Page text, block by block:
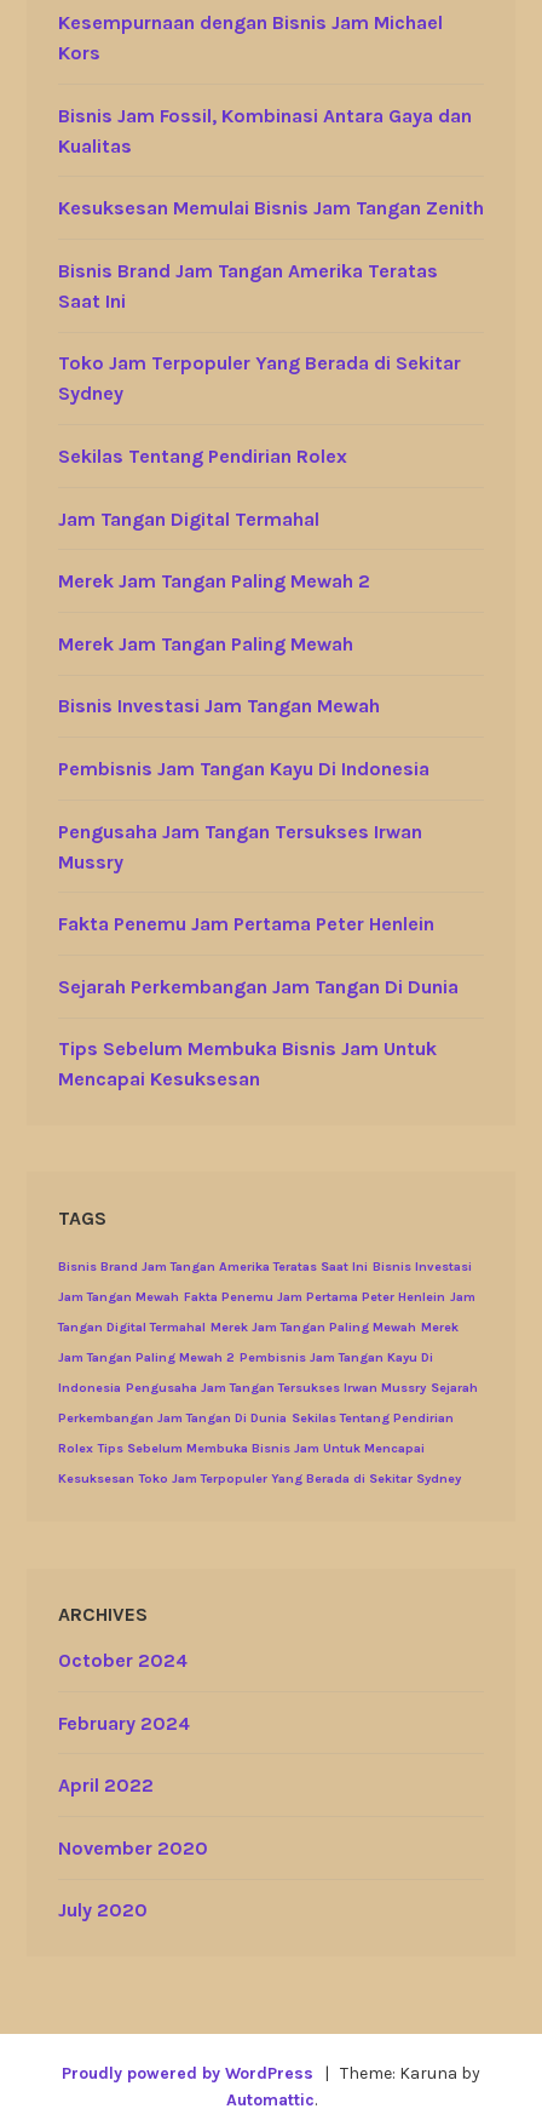
Kesempurnaan dengan Bisnis Jam Michael
Kors
Bisnis Jam Fossil, Kombinasi Antara Gaya dan
Kualitas
Kesuksesan Memulai Bisnis Jam Tangan Zenith
Bisnis Brand Jam Tangan Amerika Teratas
Saat Ini
Toko Jam Terpopuler Yang Berada di Sekitar
Sydney
Sekilas Tentang Pendirian Rolex
Jam Tangan Digital Termahal
Merek Jam Tangan Paling Mewah 2
Merek Jam Tangan Paling Mewah
Bisnis Investasi Jam Tangan Mewah
Pembisnis Jam Tangan Kayu Di Indonesia
Pengusaha Jam Tangan Tersukses Irwan
Mussry
Fakta Penemu Jam Pertama Peter Henlein
Sejarah Perkembangan Jam Tangan Di Dunia
Tips Sebelum Membuka Bisnis Jam Untuk
Mencapai Kesuksesan
TAGS
Bisnis Brand Jam Tangan Amerika Teratas Saat Ini Bisnis Investasi
Jam Tangan Mewah Fakta Penemu Jam Pertama Peter Henlein Jam
Tangan Digital Termahal Merek Jam Tangan Paling Mewah Merek
Jam Tangan Paling Mewah 2 Pembisnis Jam Tangan Kayu Di
Indonesia Pengusaha Jam Tangan Tersukses Irwan Mussry Sejarah
Perkembangan Jam Tangan Di Dunia Sekilas Tentang Pendirian
Rolex Tips Sebelum Membuka Bisnis Jam Untuk Mencapai
Kesuksesan Toko Jam Terpopuler Yang Berada di Sekitar Sydney
ARCHIVES
October 2024
February 2024
April 2022
November 2020
July 2020
Proudly powered by WordPress | Theme: Karuna by
Automattic.